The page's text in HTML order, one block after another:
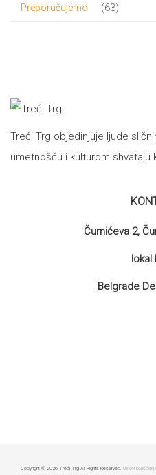
Preporučujemo 6363
Treći Trg objedinjuje ljude
umetnošću i kulturom shvataju
Čumićeva 2,
lokal
Belgrade
Copyright © 2026 Treći Trg All Rights Reserved. Uslovi korišćenja